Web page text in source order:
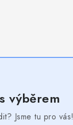
výběrem
Jsme tu pro vás!